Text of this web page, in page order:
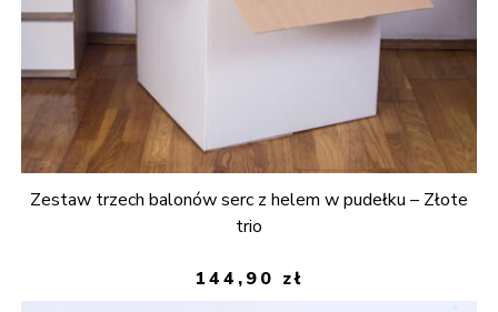
Zestaw trzech balonów serc z helem w pudełku – Złote
trio
144,90 zł